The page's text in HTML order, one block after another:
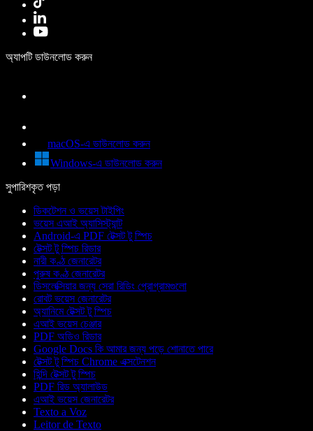
অ্যাপটি ডাউনলোড করুন
macOS-এ ডাউনলোড করুন
Windows-এ ডাউনলোড করুন
সুপারিশকৃত পড়া
ডিকটেশন ও ভয়েস টাইপিং
ভয়েস এআই অ্যাসিস্ট্যান্ট
Android-এ PDF টেক্সট টু স্পিচ
টেক্সট টু স্পিচ রিডার
নারী কণ্ঠ জেনারেটর
পুরুষ কণ্ঠ জেনারেটর
ডিসলেক্সিয়ার জন্য সেরা রিডিং প্রোগ্রামগুলো
রোবট ভয়েস জেনারেটর
অ্যানিমে টেক্সট টু স্পিচ
এআই ভয়েস চেঞ্জার
PDF অডিও রিডার
Google Docs কি আমার জন্য পড়ে শোনাতে পারে
টেক্সট টু স্পিচ Chrome এক্সটেনশন
হিন্দি টেক্সট টু স্পিচ
PDF রিড অ্যালাউড
এআই ভয়েস জেনারেটর
Texto a Voz
Leitor de Texto